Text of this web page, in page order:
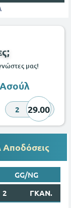
μας!
2 29.00
GG/NG
2 ΓΚΑΝ.